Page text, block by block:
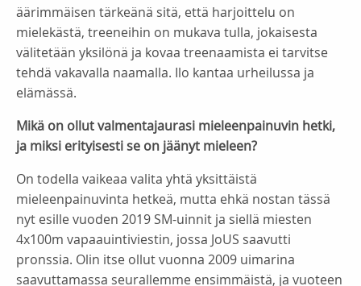
äärimmäisen tärkeänä sitä, että harjoittelu on
mielekästä, treeneihin on mukava tulla, jokaisesta
välitetään yksilönä ja kovaa treenaamista ei tarvitse
tehdä vakavalla naamalla. Ilo kantaa urheilussa ja
elämässä.
Mikä on ollut valmentajaurasi mieleenpainuvin hetki,
ja miksi erityisesti se on jäänyt mieleen?
On todella vaikeaa valita yhtä yksittäistä
mieleenpainuvinta hetkeä, mutta ehkä nostan tässä
nyt esille vuoden 2019 SM-uinnit ja siellä miesten
4x100m vapaauintiviestin, jossa JoUS saavutti
pronssia. Olin itse ollut vuonna 2009 uimarina
saavuttamassa seurallemme ensimmäistä, ja vuoteen